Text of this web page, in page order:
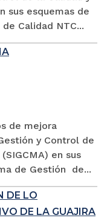
sus esquemas de
Calidad NTC...
de mejora
y Control de
en sus
de Gestión de...
DE LO
DE LA GUAJIRA